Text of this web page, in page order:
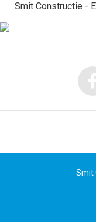
Smit Constructie -
Smit